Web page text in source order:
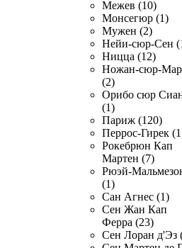
Межев (10)
Монсегюр (1)
Мужен (2)
Нейи-сюр-Сен
Ницца (12)
Ножан-сюр-
(2)
Орибо сюр
(1)
Париж (120)
Перрос-Гирек
Рокебрюн Кап
Мартен (7)
Рюэй-
(1)
Сан Агнес (1)
Сен Жан Кап
Ферра (23)
Сен Лоран д'Эз